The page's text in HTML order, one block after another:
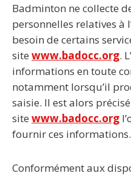
Badminton ne collecte
personnelles relatives à
besoin de certains
site www.badocc.org.
informations en toute
notamment lorsqu’il
saisie. Il est alors
site www.badocc.org
fournir ces informations.
Conformément aux